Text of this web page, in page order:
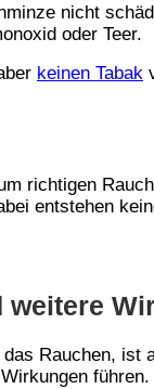
nicht
oder Teer.
keinen Tabak
richtigen
entstehen
weitere
Rauchen,
führen.